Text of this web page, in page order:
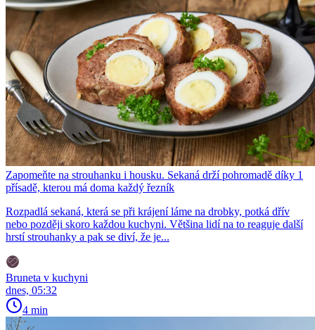
Zapomeňte na strouhanku i housku. Sekaná drží pohromadě díky 1
přísadě, kterou má doma každý řezník
Rozpadlá sekaná, která se při krájení láme na drobky, potká dřív
nebo později skoro každou kuchyni. Většina lidí na to reaguje další
hrstí strouhanky a pak se diví, že je...
Bruneta v kuchyni
dnes, 05:32
4 min